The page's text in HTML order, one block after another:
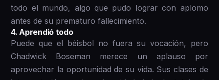
todo el mundo, algo que pudo lograr con aplomo
antes de su prematuro fallecimiento.
4 . Aprendió todo
Puede que el béisbol no fuera su vocación, pero
Chadwick Boseman merece un aplauso por
aprovechar la oportunidad de su vida. Sus clases de